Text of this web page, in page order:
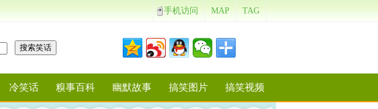
手机访问 MAP TAG
搜索笑话
冷笑话 糗事百科 幽默故事 搞笑图片 搞笑视频